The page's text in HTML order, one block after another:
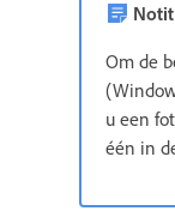
Om de
u een
één in